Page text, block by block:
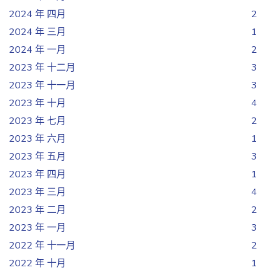
2024 年 四月
2
2024 年 三月
1
2024 年 一月
2
2023 年 十二月
3
2023 年 十一月
3
2023 年 十月
4
2023 年 七月
2
2023 年 六月
1
2023 年 五月
3
2023 年 四月
1
2023 年 三月
4
2023 年 二月
2
2023 年 一月
3
2022 年 十一月
2
2022 年 十月
1